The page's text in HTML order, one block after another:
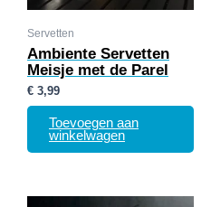
Servetten
Ambiente Servetten
Meisje met de Parel
€ 3,99
Toevoegen aan
winkelwagen